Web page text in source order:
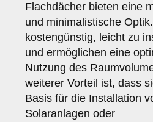
Flachdächer bieten eine
und minimalistische
kostengünstig, leicht zu
und ermöglichen eine
Nutzung des
weiterer Vorteil ist, dass
Basis für die Installation
Solaranlagen oder